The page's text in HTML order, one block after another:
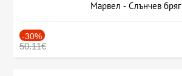
Марвел - Слънчев бряг
-30%
50.11€